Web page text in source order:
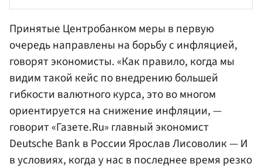
Принятые Центробанком меры в первую
очередь направлены на борьбу с инфляцией,
говорят экономисты. «Как правило, когда мы
видим такой кейс по внедрению большей
гибкости валютного курса, это во многом
ориентируется на снижение инфляции, —
говорит «Газете.Ru» главный экономист
Deutsche Bank в РоссииЯрослав Лисоволик— И
в условиях, когда у нас в последнее время резко